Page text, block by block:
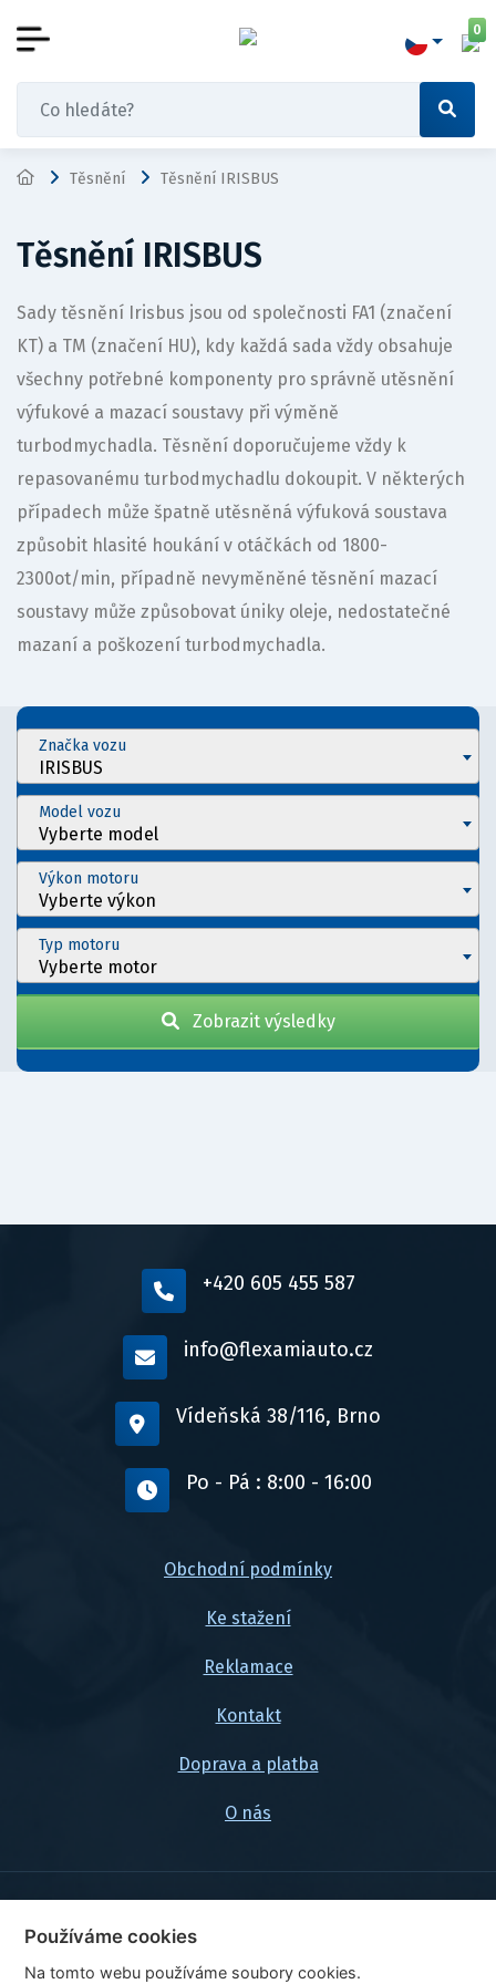
0
Těsnění Těsnění IRISBUS
Těsnění IRISBUS
Sady těsnění Irisbus jsou od společnosti FA1 (značení
KT) a TM (značení HU), kdy každá sada vždy obsahuje
všechny potřebné komponenty pro správně utěsnění
výfukové a mazací soustavy při výměně
turbodmychadla. Těsnění doporučujeme vždy k
repasovanému turbodmychadlu dokoupit. V některých
případech může špatně utěsněná výfuková soustava
způsobit hlasité houkání v otáčkách od 1800-
2300ot/min, případně nevyměněné těsnění mazací
soustavy může způsobovat úniky oleje, nedostatečné
mazaní a poškození turbodmychadla.
IRISBUS
Značka vozu
Vyberte model
Model vozu
Vyberte výkon
Výkon motoru
Vyberte motor
Typ motoru
Zobrazit výsledky
+420 605 455 587
info@flexamiauto.cz
Vídeňská 38/116, Brno
Po - Pá : 8:00 - 16:00
Obchodní podmínky
Ke stažení
Reklamace
Kontakt
Doprava a platba
O nás
© 2026, FlexaMi Auto s.r.o.
Ceny jsou uvedeny vč. DPH
Používáme cookies
Na tomto webu používáme soubory cookies.